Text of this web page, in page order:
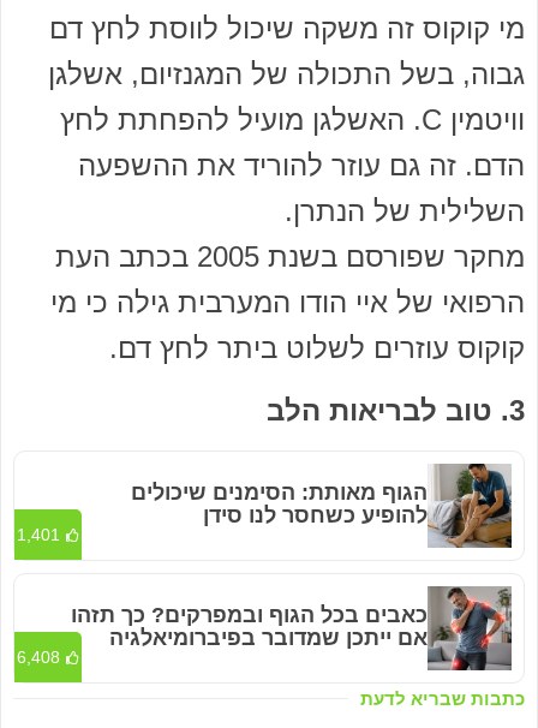
מי קוקוס זה משקה שיכול לווסת לחץ דם
גבוה, בשל התכולה של המגנזיום, אשלגן
וויטמין C. האשלגן מועיל להפחתת לחץ
הדם. זה גם עוזר להוריד את ההשפעה
השלילית של הנתרן.
מחקר שפורסם בשנת 2005 בכתב העת
הרפואי של איי הודו המערבית גילה כי מי
קוקוס עוזרים לשלוט ביתר לחץ דם.
3. טוב לבריאות הלב
כתבות שבריא לדעת
הגוף מאותת: הסימנים שיכולים
להופיע כשחסר לנו סידן
1,401
כאבים בכל הגוף ובמפרקים? כך תזהו
אם ייתכן שמדובר בפיברומיאלגיה
6,408